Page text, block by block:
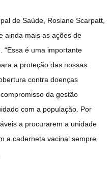
de Saúde, Rosiane Scarpatt,
ainda mais as ações de
“Essa é uma importante
a proteção das nossas
contra doenças
da gestão
com a população. Por
a procurarem a unidade
a caderneta vacinal sempre